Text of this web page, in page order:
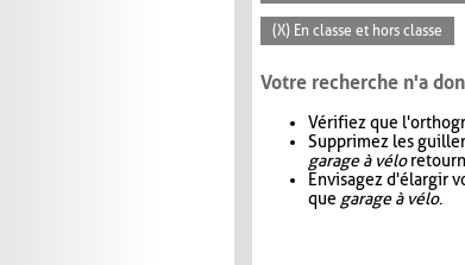
(X) En classe et hors classe
Votre recherche n'a
Vérifiez que
Supprimez les
garage à vélo
Envisagez d'élargir
que garage à vélo.